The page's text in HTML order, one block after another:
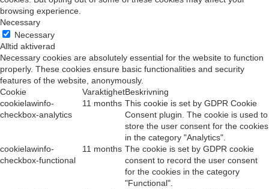
browsing experience.
Necessary
Necessary
Alltid aktiverad
Necessary cookies are absolutely essential for the website to function
properly. These cookies ensure basic functionalities and security
features of the website, anonymously.
Cookie
VaraktighetBeskrivning
cookielawinfo-
checkbox-analytics
11 months This cookie is set by GDPR Cookie
Consent plugin. The cookie is used to
store the user consent for the cookies
in the category "Analytics".
cookielawinfo-
checkbox-functional
11 months The cookie is set by GDPR cookie
consent to record the user consent
for the cookies in the category
"Functional".